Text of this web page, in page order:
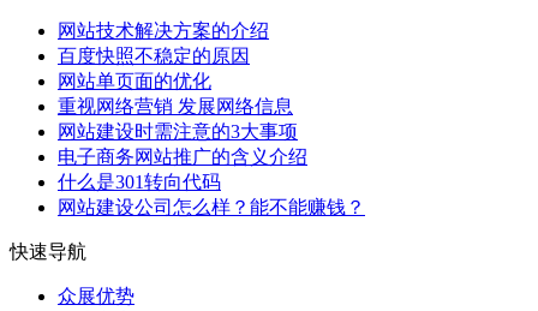
网站技术解决方案的介绍
百度快照不稳定的原因
网站单页面的优化
重视网络营销 发展网络信息
网站建设时需注意的3大事项
电子商务网站推广的含义介绍
什么是301转向代码
网站建设公司怎么样？能不能赚钱？
快速导航
众展优势